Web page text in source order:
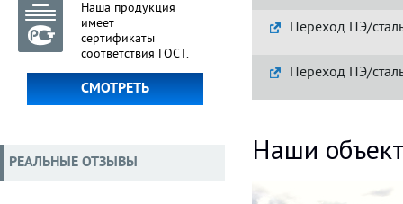
Переход ПЭ/
Переход ПЭ/
Наши
Наша продукция
имеет
сертификаты
соответствия ГОСТ.
СМОТРЕТЬ
РЕАЛЬНЫЕ ОТЗЫВЫ